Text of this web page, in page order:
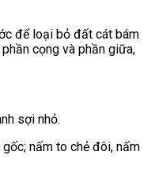
để loại bỏ đất cát bám
cọng và phần giữa,
sợi nhỏ.
nấm to chẻ đôi, nấm